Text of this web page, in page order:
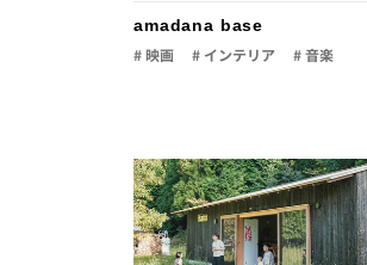
amadana base
# 映画 # インテリア # 音楽